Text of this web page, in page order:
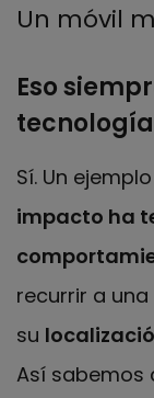
Un móvil
Eso
Sí. Un
impacto ha
recurrir a
su
Así sabemos